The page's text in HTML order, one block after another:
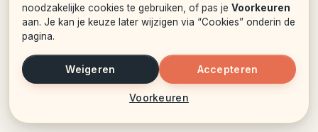
noodzakelijke cookies te gebruiken, of pas je Voorkeuren
aan. Je kan je keuze later wijzigen via “Cookies” onderin de
pagina.
Weigeren
Voorkeuren
Accepteren